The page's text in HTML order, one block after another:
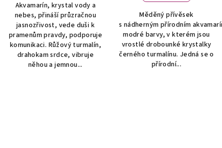
Akvamarín, krystal vody a
nebes, přináší průzračnou
jasnozřivost, vede duši k
pramenům pravdy, podporuje
komunikaci. Růžový turmalín,
drahokam srdce, vibruje
něhou a jemnou...
Měděný přívěsek
s nádherným přírodním
modré barvy, v kterém jsou
vrostlé drobounké krystalky
černého turmalínu. Jedná se o
přírodní...